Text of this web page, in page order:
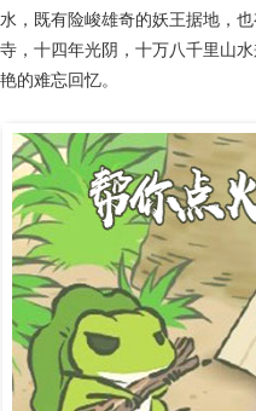
水，既有险峻雄奇的妖王据地，
寺，十四年光阴，十万八千里山
艳的难忘回忆。